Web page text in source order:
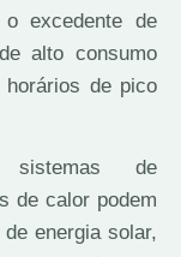
excedente de
alto consumo
horários de pico
de
de calor podem
energia solar,